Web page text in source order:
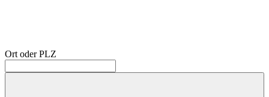
Ort oder PLZ